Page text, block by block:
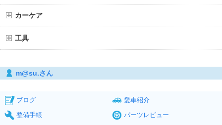
カーケア
工具
m@su.さん
ブログ
愛車紹介
整備手帳
パーツレビュー